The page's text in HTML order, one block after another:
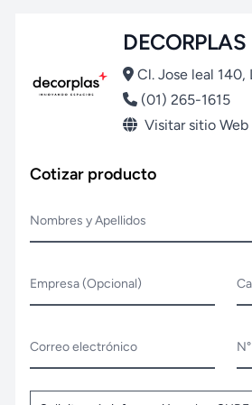
DECORPLAS
Cl. Jose leal 140,
(01) 265-1615
Visitar sitio Web
Cotizar producto
Nombres y Apellidos
Empresa (Opcional)
Correo electrónico